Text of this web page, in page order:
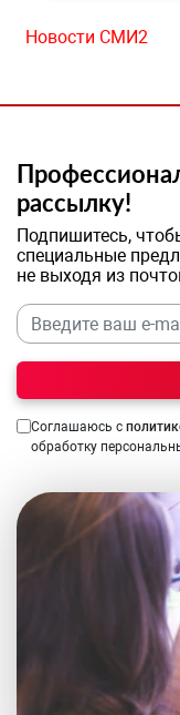
Новости СМИ2
рассылку!
Подпишитесь,
специальные
не выходя из
Соглашаюсь с
обработку